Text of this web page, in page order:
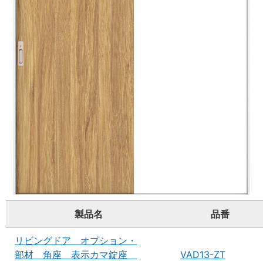
製品名 品番
リビングドア オプション・
部材 角座 表示カマ錠座
VAD13-ZT